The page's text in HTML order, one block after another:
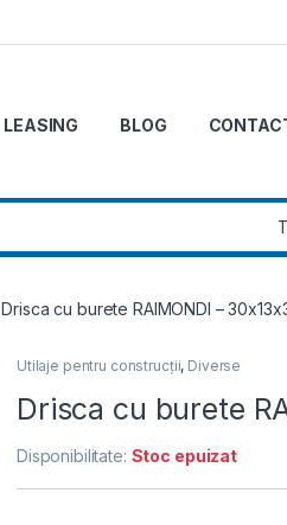
LEASING BLOG
Drisca cu burete RAIMONDI –
Utilaje pentru construcții, Diverse
Drisca cu burete
Disponibilitate: Stoc epuizat